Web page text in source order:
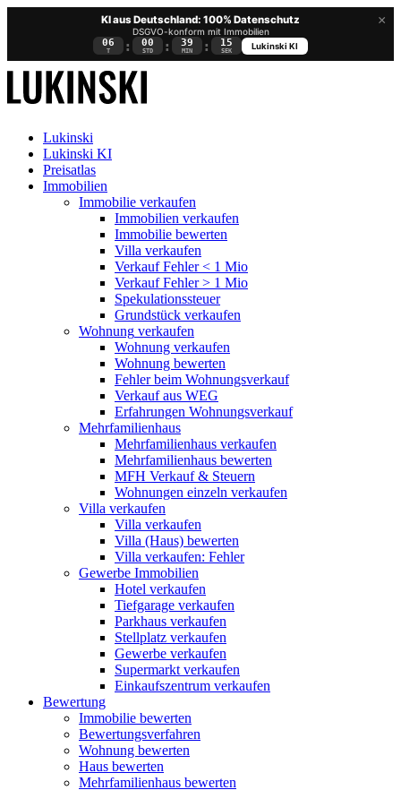
×
KI aus Deutschland: 100% Datenschutz
DSGVO-konform mit Immobilien
06
T : 00
STD : 39
MIN : 14
SEK
Lukinski KI
Lukinski
Lukinski KI
Preisatlas
Immobilien
Immobilie verkaufen
Immobilien verkaufen
Immobilie bewerten
Villa verkaufen
Verkauf Fehler < 1 Mio
Verkauf Fehler > 1 Mio
Spekulationssteuer
Grundstück verkaufen
Wohnung verkaufen
Wohnung verkaufen
Wohnung bewerten
Fehler beim Wohnungsverkauf
Verkauf aus WEG
Erfahrungen Wohnungsverkauf
Mehrfamilienhaus
Mehrfamilienhaus verkaufen
Mehrfamilienhaus bewerten
MFH Verkauf & Steuern
Wohnungen einzeln verkaufen
Villa verkaufen
Villa verkaufen
Villa (Haus) bewerten
Villa verkaufen: Fehler
Gewerbe Immobilien
Hotel verkaufen
Tiefgarage verkaufen
Parkhaus verkaufen
Stellplatz verkaufen
Gewerbe verkaufen
Supermarkt verkaufen
Einkaufszentrum verkaufen
Bewertung
Immobilie bewerten
Bewertungsverfahren
Wohnung bewerten
Haus bewerten
Mehrfamilienhaus bewerten